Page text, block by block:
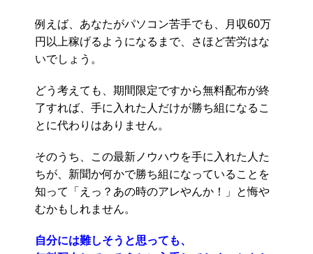
例えば、あなたがパソコン苦手でも、月収60万
円以上稼げるようになるまで、さほど苦労はな
いでしょう。
どう考えても、期間限定ですから無料配布が終
了すれば、手に入れた人だけが勝ち組になるこ
とに代わりはありません。
そのうち、この最新ノウハウを手に入れた人た
ちが、新聞か何かで勝ち組になっていることを
知って「えっ？あの時のアレやんか！」と悔や
むかもしれません。
自分には難しそうと思っても、